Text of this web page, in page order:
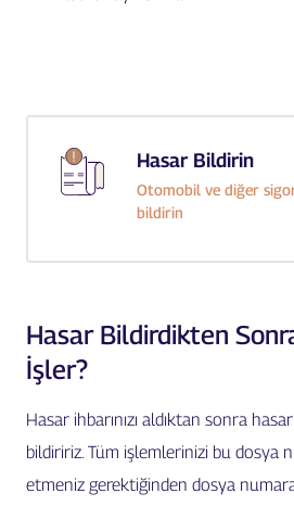
Hasar Bildirin
Otomobil ve diğer
bildirin
Hasar Bildirdikten
İşler?
Hasar ihbarınızı aldıktan sonra
bildiririz. Tüm işlemlerinizi bu dosya
etmeniz gerektiğinden dosya